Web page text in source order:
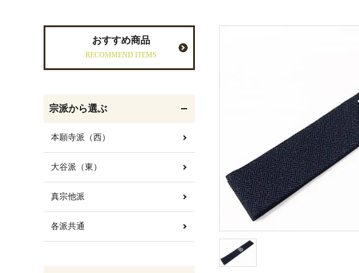
布袍・間衣
草履・はきもの
本連念珠（僧侶用）
書籍
金香炉・花瓶
ご法要用品・箱
お仏壇の引き
おすすめ商品
RECOMMEND ITEMS
宗派から選ぶ
本願寺派（西）
大谷派（東）
真宗他派
各派共通